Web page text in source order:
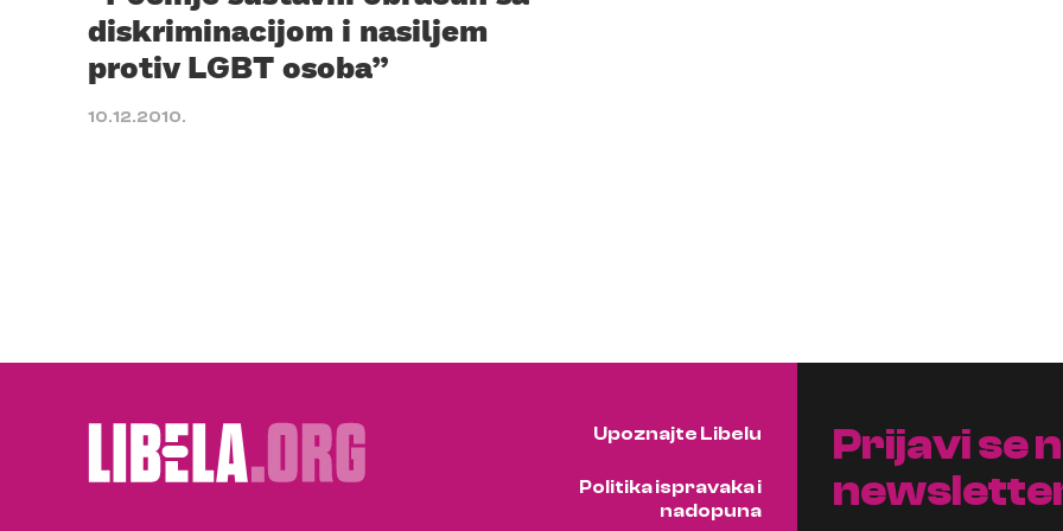
diskriminacijom i nasiljem
protiv LGBT osoba”
10.12.2010.
Upoznajte Libelu
Politika ispravaka i
nadopuna
Prijavi se